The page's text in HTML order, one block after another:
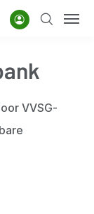
AccountZoeken
VVSG-